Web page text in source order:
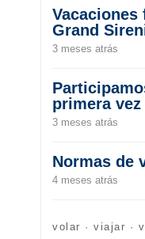
Vacaciones
Grand
3 meses atrás
primera vez
3 meses atrás
Normas de
4 meses atrás
volar · viajar ·